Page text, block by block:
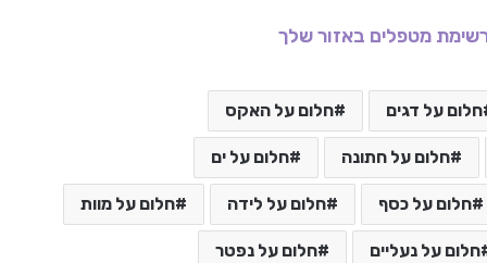
מטפלים באזור שלך
חלום על דגים חלום על האקס
חלום על חתונה חלום על ים
חלום על כסף חלום על לידה חלום על מוות
חלום על נעליים חלום על נפטר